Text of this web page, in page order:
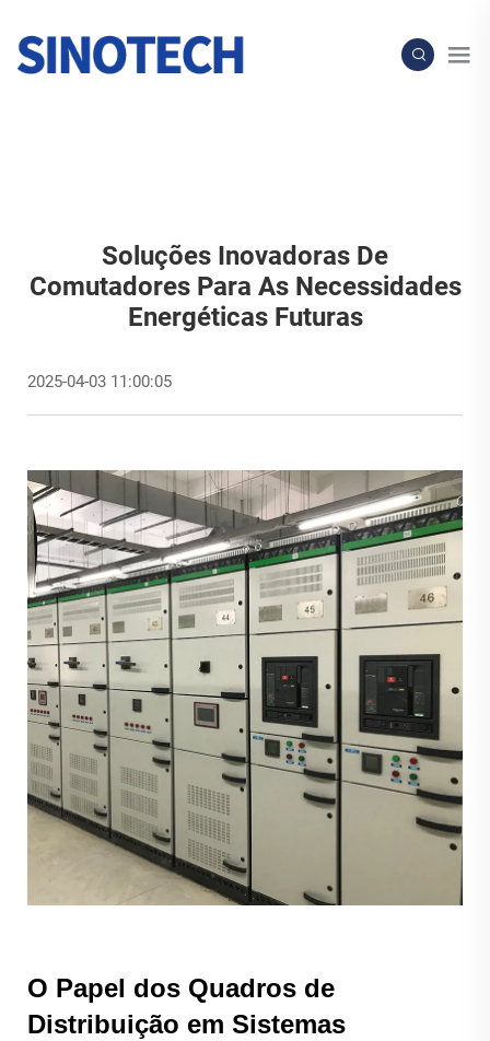
Soluções Inovadoras De
Comutadores Para As Necessidades
Energéticas Futuras
2025-04-03 11:00:05
O Papel dos Quadros de
Distribuição em Sistemas